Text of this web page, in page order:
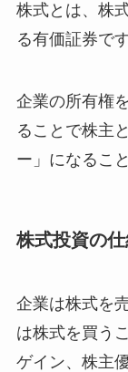
株式とは、株
る有価証券です
企業の所有権
ることで株主
ー」になるこ
株式投資の
企業は株式を
は株式を買う
ゲイン、株主